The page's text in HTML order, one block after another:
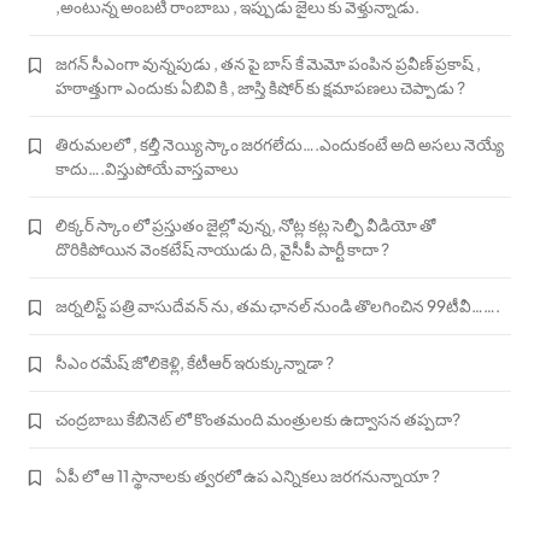
,అంటున్న అంబటి రాంబాబు , ఇప్పుడు జైలు కు వెళ్తున్నాడు.
జగన్ సీఎంగా వున్నపుడు , తన పై బాస్ కే మెమో పంపిన ప్రవీణ్ ప్రకాష్ ,
హఠాత్తుగా ఎందుకు ఏబివి కి , జాస్తి కిషోర్ కు క్షమాపణలు చెప్పాడు ?
తిరుమలలో , కల్తీ నెయ్యి స్కాం జరగలేదు….ఎందుకంటే అది అసలు నెయ్యే
కాదు….విస్తుపోయే వాస్తవాలు
లిక్కర్ స్కాం లో ప్రస్తుతం జైల్లో వున్న, నోట్ల కట్ల సెల్ఫీ వీడియో తో
దొరికిపోయిన వెంకటేష్ నాయుడు ది, వైసీపీ పార్టీ కాదా ?
జర్నలిస్ట్ పత్రి వాసుదేవన్ ను, తమ ఛానల్ నుండి తొలగించిన 99టీవీ…….
సీఎం రమేష్ జోలికెళ్లి, కేటీఆర్ ఇరుక్కున్నాడా ?
చంద్రబాబు కేబినెట్ లో కొంతమంది మంత్రులకు ఉద్వాసన తప్పదా?
ఏపీ లో ఆ 11 స్థానాలకు త్వరలో ఉప ఎన్నికలు జరగనున్నాయా ?